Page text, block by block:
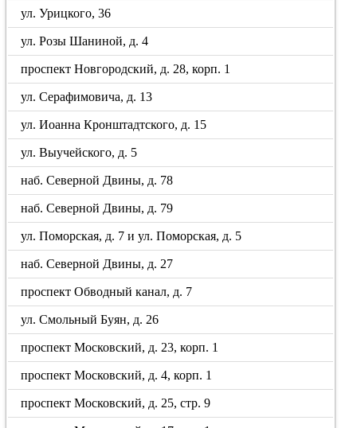
ул. Урицкого, 36
ул. Розы Шаниной, д. 4
проспект Новгородский, д. 28, корп. 1
ул. Серафимовича, д. 13
ул. Иоанна Кронштадтского, д. 15
ул. Выучейского, д. 5
наб. Северной Двины, д. 78
наб. Северной Двины, д. 79
ул. Поморская, д. 7 и ул. Поморская, д. 5
наб. Северной Двины, д. 27
проспект Обводный канал, д. 7
ул. Смольный Буян, д. 26
проспект Московский, д. 23, корп. 1
проспект Московский, д. 4, корп. 1
проспект Московский, д. 25, стр. 9